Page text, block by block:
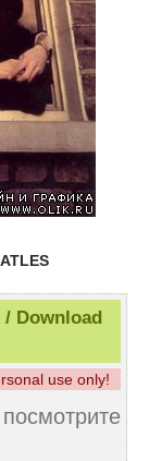
Download
use only!